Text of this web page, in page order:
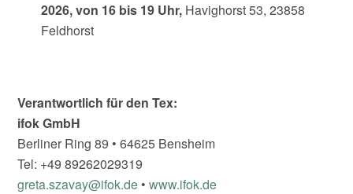
2026, von 16 bis 19 Uhr, Havighorst 53, 23858
Feldhorst
Verantwortlich für den Tex:
ifok GmbH
Berliner Ring 89 • 64625 Bensheim
Tel: +49 89262029319
greta.szavay@ifok.de •www.ifok.de